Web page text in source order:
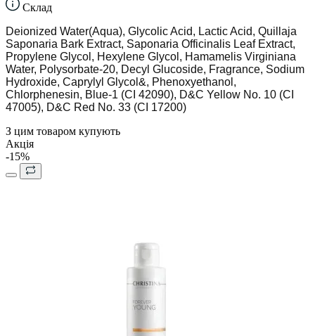
Склад
Deionized Water(Aqua), Glycolic Acid, Lactic Acid, Quillaja
Saponaria Bark Extract, Saponaria Officinalis Leaf Extract,
Propylene Glycol, Hexylene Glycol, Hamamelis Virginiana
Water, Polysorbate-20, Decyl Glucoside, Fragrance, Sodium
Hydroxide, Caprylyl Glycol&, Phenoxyethanol,
Chlorphenesin, Blue-1 (CI 42090), D&C Yellow No. 10 (CI
47005), D&C Red No. 33 (CI 17200)
З цим товаром купують
Акція
-15%